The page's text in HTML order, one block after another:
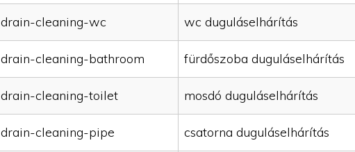
drain-cleaning-wc wc duguláselhárítás
drain-cleaning-bathroom fürdőszoba duguláselhárítás
drain-cleaning-toilet mosdó duguláselhárítás
drain-cleaning-pipe csatorna duguláselhárítás